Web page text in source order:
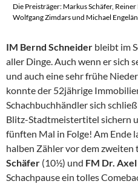
Die Preisträger: Markus Schäfer,
Wolfgang Zimdars und Michael
IM Bernd Schneider bleibt im
aller Dinge. Auch wenn er sich
und auch eine sehr frühe
konnte der 52jährige
Schachbuchhändler sich
Blitz-Stadtmeistertitel sichern
fünften Mal in Folge! Am Ende
halben Zähler vor dem zweiten
Schäfer (10½) und FM Dr.
Schachpause ein tolles